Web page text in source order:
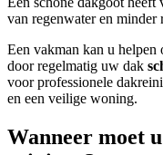
van regenwater en minder
Een vakman kan u helpen
door regelmatig uw dak
voor professionele
en een veilige woning.
Wanneer moet